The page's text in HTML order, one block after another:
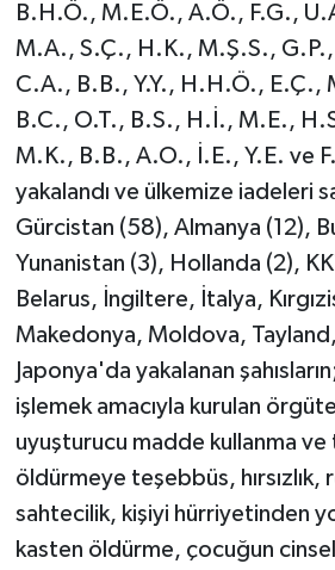
B.H.Ö., M.E.Ö., A.Ö., F.G.,
M.A., S.Ç., H.K., M.Ş.S.,
C.A., B.B., Y.Y., H.H.Ö., E.Ç.,
B.C., O.T., B.S., H.İ., M.E.,
M.K., B.B., A.O., İ.E., Y.E. ve
yakalandı ve ülkemize iadeleri
Gürcistan (58), Almanya (12),
Yunanistan (3), Hollanda (2),
Belarus, İngiltere, İtalya,
Makedonya, Moldova,
Japonya'da yakalanan
işlemek amacıyla kurulan
uyuşturucu madde kullanma
öldürmeye teşebbüs, hırsızlık,
sahtecilik, kişiyi hürriyetinden
kasten öldürme, çocuğun